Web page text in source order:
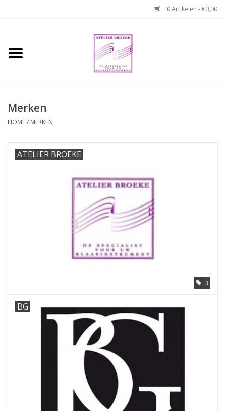
0 Artikelen - €0,00
Home
Reparaties en
Webshop
Merken
HOME/ MERKEN
ATELIER BROEKE
3
BG